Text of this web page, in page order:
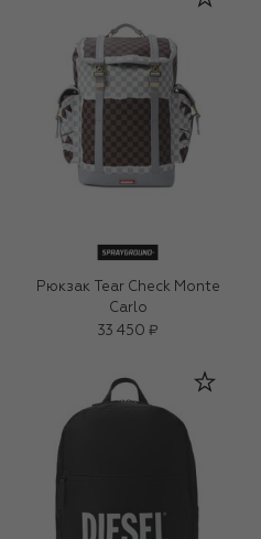
Рюкзак Tear Check Monte
Carlo
33 450 ₽